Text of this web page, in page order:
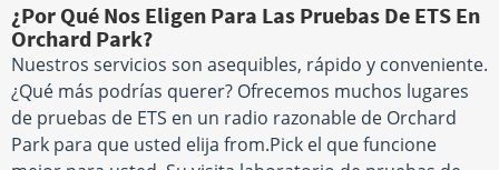
¿Por Qué Nos Eligen Para Las Pruebas De ETS En
Orchard Park?
Nuestros servicios son asequibles, rápido y conveniente.
¿Qué más podrías querer? Ofrecemos muchos lugares
de pruebas de ETS en un radio razonable de Orchard
Park para que usted elija from.Pick el que funcione